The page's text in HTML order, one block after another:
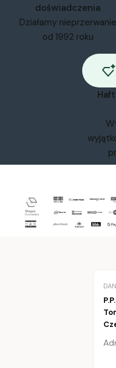
doświadczenia
Działamy nieprzerwanie
od 1992 roku